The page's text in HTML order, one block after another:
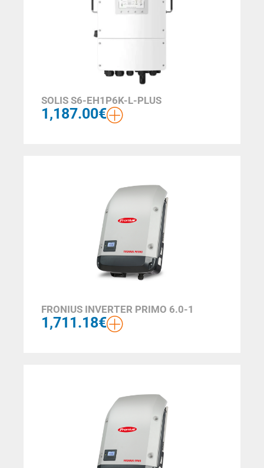
SOLIS S6-EH1P6K-L-PLUS
1,187.00€
FRONIUS INVERTER PRIMO 6.0-1
1,711.18€